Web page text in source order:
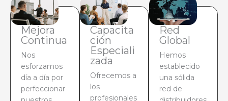
Mejora
Continua
Nos
esforzamos
día a día por
perfeccionar
Capacita
ción
Especiali
zada
Ofrecemos a
los
profesionales
Red
Global
Hemos
establecido
una sólida
red de